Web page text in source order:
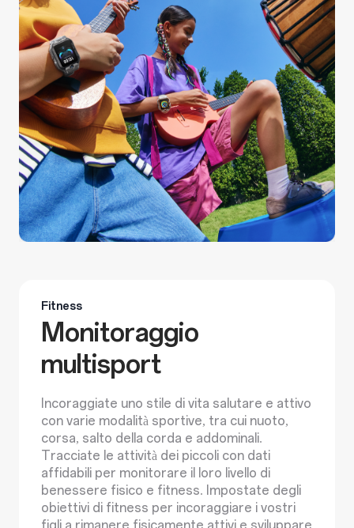
Fitness
Monitoraggio
multisport
Incoraggiate uno stile di vita salutare e attivo
con varie modalità sportive, tra cui nuoto,
corsa, salto della corda e addominali.
Tracciate le attività dei piccoli con dati
affidabili per monitorare il loro livello di
benessere fisico e fitness. Impostate degli
obiettivi di fitness per incoraggiare i vostri
figli a rimanere fisicamente attivi e sviluppare